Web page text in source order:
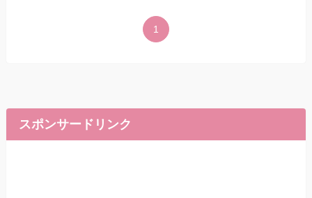
1
スポンサードリンク